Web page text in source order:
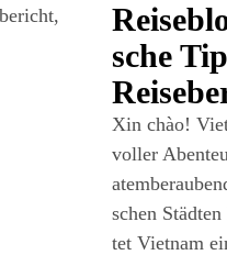
sche
Xin chào!
vol­ler
schen
tet Viet­nam